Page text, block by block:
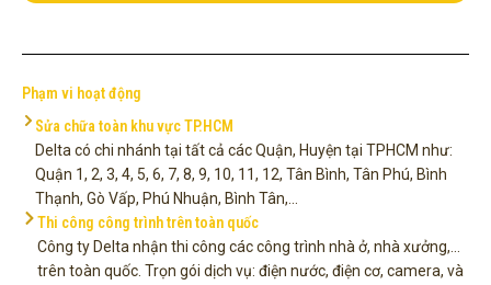
Phạm vi hoạt động
Sửa chữa toàn khu vực TP.HCM
Delta có chi nhánh tại tất cả các Quận, Huyện tại TPHCM như:
Quận 1, 2, 3, 4, 5, 6, 7, 8, 9, 10, 11, 12, Tân Bình, Tân Phú, Bình
Thạnh, Gò Vấp, Phú Nhuận, Bình Tân,...
Thi công công trình trên toàn quốc
Công ty Delta nhận thi công các công trình nhà ở, nhà xưởng,...
trên toàn quốc. Trọn gói dịch vụ: điện nước, điện cơ, camera, và